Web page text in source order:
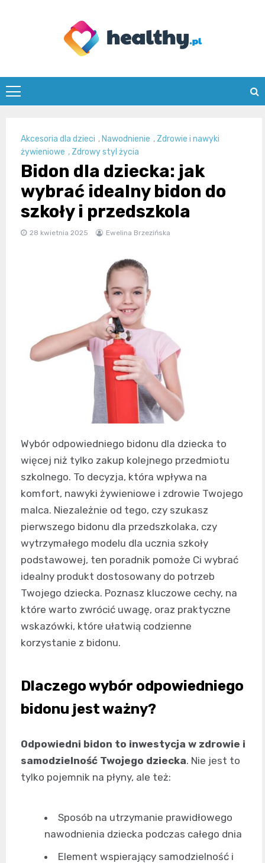
healthy.pl
Akcesoria dla dzieci ,Nawodnienie , Zdrowie i nawyki
żywieniowe , Zdrowy styl życia
Bidon dla dziecka: jak
wybrać idealny bidon do
szkoły i przedszkola
28 kwietnia 2025 Ewelina Brzezińska
Wybór odpowiedniego bidonu dla dziecka to
więcej niż tylko zakup kolejnego przedmiotu
szkolnego. To decyzja, która wpływa na
komfort, nawyki żywieniowe i zdrowie Twojego
malca. Niezależnie od tego, czy szukasz
pierwszego bidonu dla przedszkolaka, czy
wytrzymałego modelu dla ucznia szkoły
podstawowej, ten poradnik pomoże Ci wybrać
idealny produkt dostosowany do potrzeb
Twojego dziecka. Poznasz kluczowe cechy, na
które warto zwrócić uwagę, oraz praktyczne
wskazówki, które ułatwią codzienne
korzystanie z bidonu.
Dlaczego wybór odpowiedniego
bidonu jest ważny?
Odpowiedni bidon to inwestycja w zdrowie i
samodzielność Twojego dziecka. Nie jest to
tylko pojemnik na płyny, ale też:
Sposób na utrzymanie prawidłowego
nawodnienia dziecka podczas całego dnia
Element wspierający samodzielność i